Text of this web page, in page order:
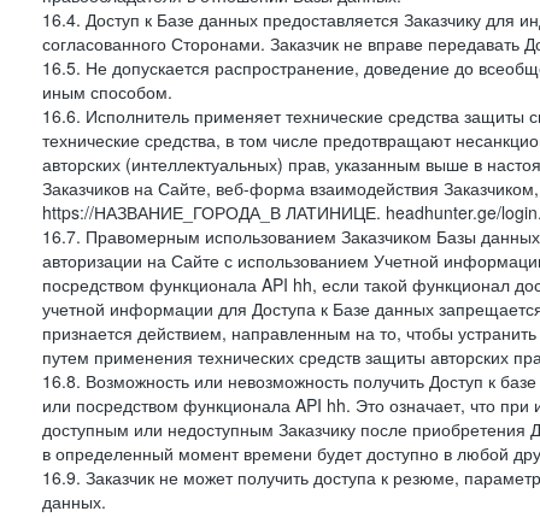
16.4. Доступ к Базе данных предоставляется Заказчику для
согласованного Сторонами. Заказчик не вправе
16.5. Не допускается распространение, доведение до
иным способом.
16.6. Исполнитель применяет технические средства
технические средства, в том числе предотвращают
авторских (интеллектуальных) прав, указанным выше в
Заказчиков на Сайте, веб-форма взаимодействия
https://НАЗВАНИЕ_ГОРОДА_В ЛАТИНИЦЕ. headhunter.ge/
16.7. Правомерным использованием Заказчиком Базы
авторизации на Сайте с использованием Учетной
посредством функционала API hh, если такой функционал
учетной информации для Доступа к Базе данных
признается действием, направленным на то, чтобы
путем применения технических средств защиты авторских
16.8. Возможность или невозможность получить Доступ к
или посредством функционала API hh. Это означает, что
доступным или недоступным Заказчику после приобретения
в определенный момент времени будет доступно в любой
16.9. Заказчик не может получить доступа к резюме,
данных.